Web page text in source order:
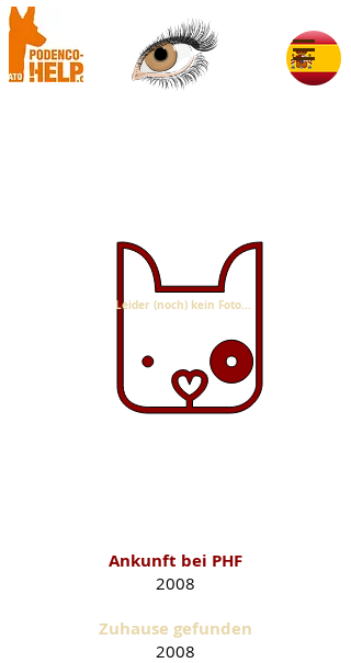
Leider (noch) kein Foto...
Ankunft bei PHF
2008
Zuhause gefunden
2008